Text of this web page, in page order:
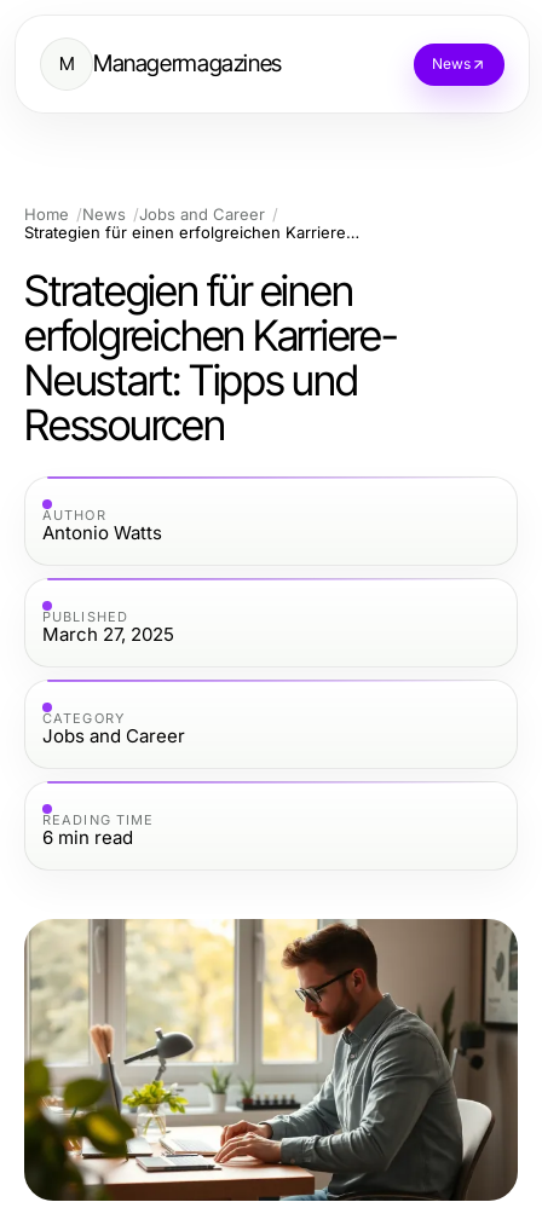
M Managermagazines News
Home News
Jobs and Career
Strategien für einen erfolgreichen Karriere-Neustart: Tipps und Ressourcen
Strategien für einen
erfolgreichen Karriere-
Neustart: Tipps und
Ressourcen
AUTHOR
Antonio Watts
PUBLISHED
March 27, 2025
CATEGORY
Jobs and Career
READING TIME
6 min read